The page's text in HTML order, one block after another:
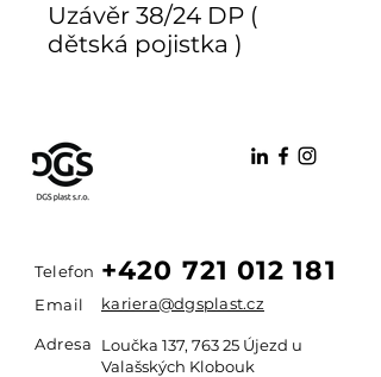
Uzávěr 38/24 DP (
dětská pojistka )
Telefon +420 721 012 181
Email kariera@dgsplast.cz
Adresa
Loučka 137, 763 25 Újezd u
Valašských Klobouk